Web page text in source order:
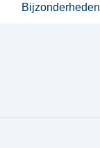
Bijzonderheden